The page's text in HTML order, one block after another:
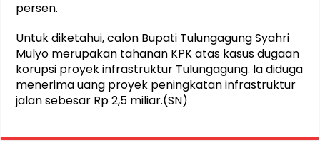
persen.
Untuk diketahui, calon Bupati Tulungagung Syahri
Mulyo merupakan tahanan KPK atas kasus dugaan
korupsi proyek infrastruktur Tulungagung. Ia diduga
menerima uang proyek peningkatan infrastruktur
jalan sebesar Rp 2,5 miliar.(SN)